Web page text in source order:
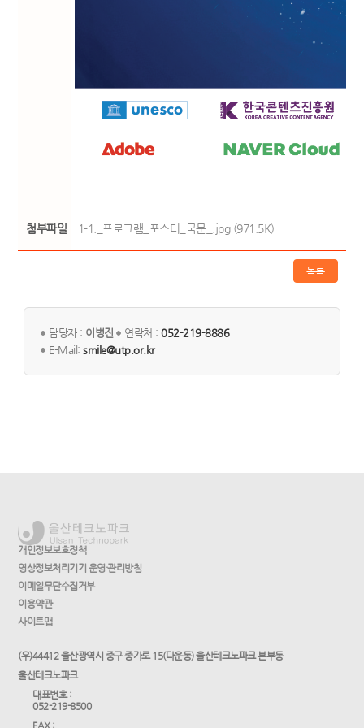
첨부파일 1-1._프로그램_포스터_국문_.jpg (971.5K)
목록
담당자 : 이병진 연락처 :052-219-8886
E-Mail:smile@utp.or.kr
개인정보보호정책
영상정보처리기기 운영·관리방침
이메일무단수집거부
이용약관
사이트맵
(우)44412 울산광역시 중구 종가로 15(다운동) 울산테크노파크 본부동
울산테크노파크
대표번호 :
052-219-8500
FAX :